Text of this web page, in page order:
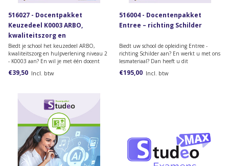
516027 - Docentpakket
Keuzedeel K0003 ARBO,
kwaliteitszorg en
hulpverlening geschikt voor
niveau 2
Biedt je school het keuzedeel ARBO,
kwaliteitszorg en hulpverlening niveau 2
- K0003 aan? En wil je met één docent
en/of praktijkbegeleider toegang krijgen
tot het docentenmateriaal? Dan heb je dit
€39,50 Incl. btw
516004 - Docentenpakket
Entree – richting Schilder
Biedt uw school de opleiding Entree -
richting Schilder aan? En werkt u met ons
lesmateriaal? Dan heeft u dit
docentenpakket nodig.
€195,00 Incl. btw